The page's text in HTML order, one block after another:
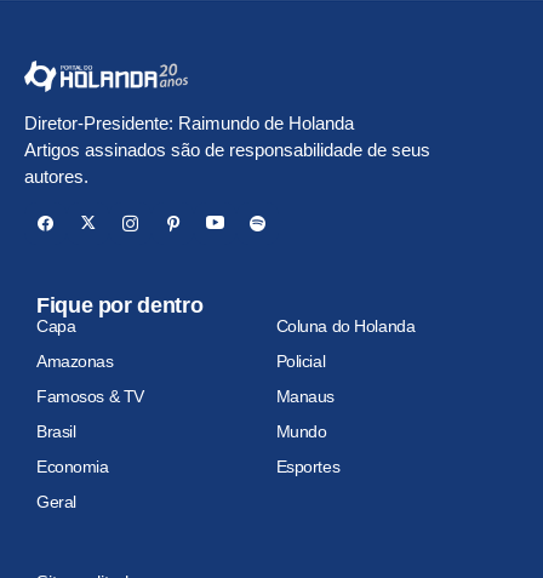
Diretor-Presidente: Raimundo de Holanda
Artigos assinados são de responsabilidade de seus
autores.
Fique por dentro
Capa
Coluna do Holanda
Amazonas
Policial
Famosos & TV
Manaus
Brasil
Mundo
Economia
Esportes
Geral